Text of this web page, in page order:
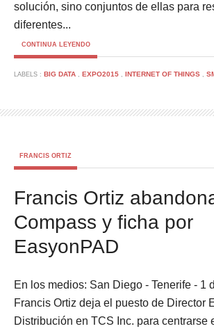
solución, sino conjuntos de ellas para
diferentes...
CONTINUA LEYENDO
LABELS : BIG DATA , EXPO2015 , INTERNET OF THINGS ,
FRANCIS ORTIZ
Francis Ortiz
Compass y ficha por
EasyonPAD
En los medios: San Diego - Tenerife - 1
Francis Ortiz deja el puesto de Director
Distribución en TCS Inc. para centrarse